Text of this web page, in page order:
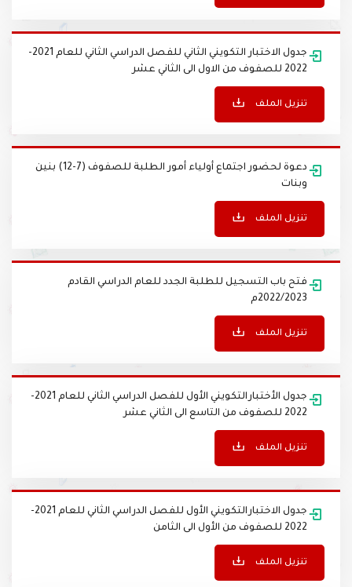
تنزيل الملف
2022 للصفوف من الاول الى الثاني عشر
تنزيل الملف
وبنات
تنزيل الملف
فتح باب التسجيل للطلبة الجدد للعام الدراسي القادم
2022/2023م
تنزيل الملف
2022 للصفوف من التاسع الى الثاني عشر
تنزيل الملف
2022 للصفوف من الأول الى الثامن
تنزيل الملف